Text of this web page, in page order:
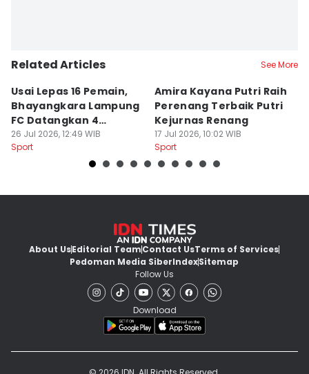
Related Articles See More
Usai Lepas 16 Pemain,
Bhayangkara Lampung
FC Datangkan 4
Rekrutan
26 Jul 2026, 12:49 WIB
Sport
Amira Kayana Putri Raih
Perenang Terbaik Putri
Kejurnas Renang
17 Jul 2026, 10:02 WIB
Sport
About UsEditorial TeamContact UsTerms of Services
Pedoman Media SiberIndexSitemap
Follow Us
Download